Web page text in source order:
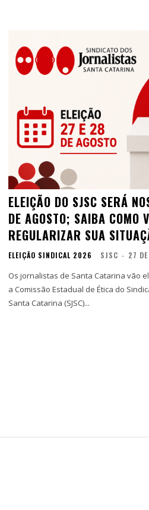
ELEIÇÃO DO SJSC SERÁ
DE AGOSTO; SAIBA COMO
REGULARIZAR SUA
ELEIÇÃO SINDICAL 2026 SJSC - 27
Os jornalistas de Santa Catarina vão
a Comissão Estadual de Ética do
Santa Catarina (SJSC)...